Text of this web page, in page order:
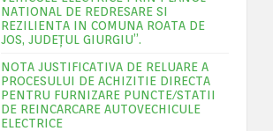
NATIONAL DE REDRESARE SI
REZILIENTA IN COMUNA ROATA DE
JOS, JUDEŢUL GIURGIU”.
NOTA JUSTIFICATIVA DE RELUARE A
PROCESULUI DE ACHIZITIE DIRECTA
PENTRU FURNIZARE PUNCTE/STATII
DE REINCARCARE AUTOVECHICULE
ELECTRICE